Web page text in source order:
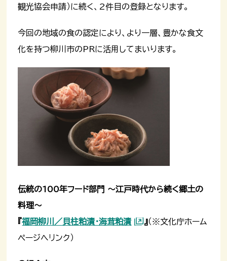
観光協会申請）に続く、2件目の登録となります。
今回の地域の食の認定により、より一層、豊かな食文
化を持つ柳川市のPRに活用してまいります。
伝統の100年フード部門 〜江戸時代から続く郷土の
料理〜
『福岡柳川／貝柱粕漬・海茸粕漬 』（※文化庁ホーム
ページへリンク）